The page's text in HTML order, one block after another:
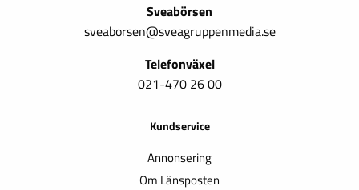
Sveabörsen
sveaborsen@sveagruppenmedia.se
Telefonväxel
021-470 26 00
Kundservice
Annonsering
Om Länsposten